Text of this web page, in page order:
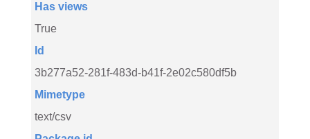
Has views
True
Id
3b277a52-281f-483d-b41f-2e02c580df5b
Mimetype
text/csv